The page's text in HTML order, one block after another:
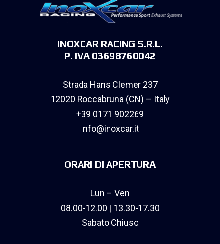
INOXCAR RACING S.R.L.
P. IVA 03698760042
Strada Hans Clemer 237
12020 Roccabruna (CN) – Italy
+39 0171 902269
info@inoxcar.it
ORARI DI APERTURA
Lun – Ven
08.00-12.00 | 13.30-17.30
Sabato Chiuso